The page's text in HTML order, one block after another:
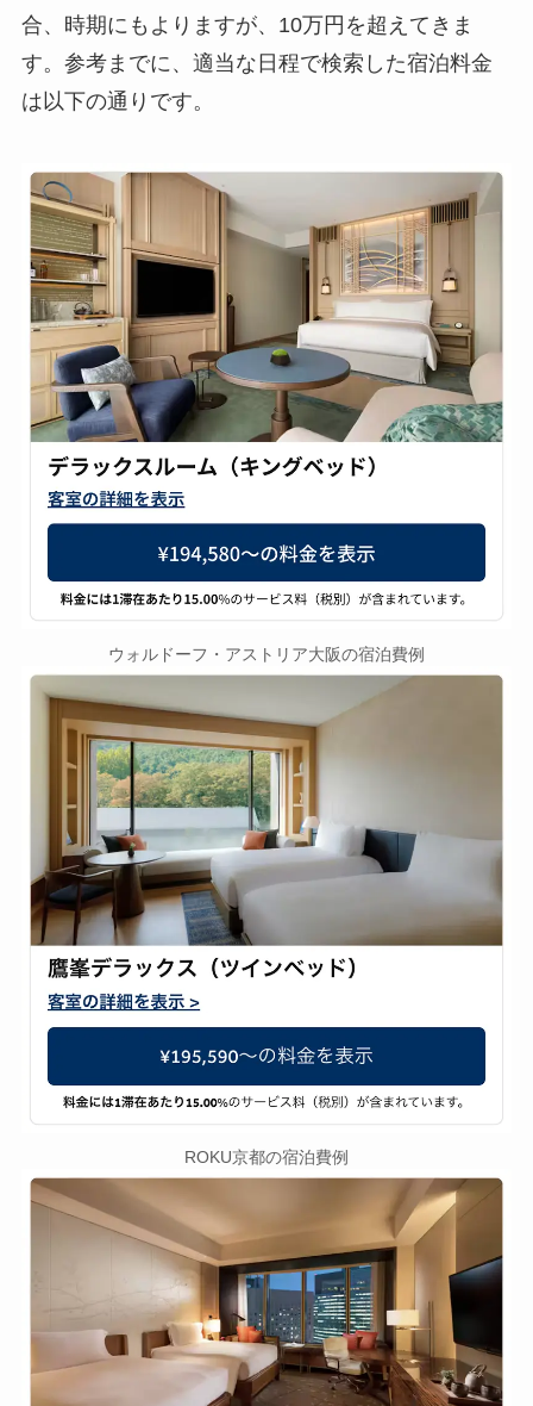
合、時期にもよりますが、10万円を超えてきま
す。参考までに、適当な日程で検索した宿泊料金
は以下の通りです。
ウォルドーフ・アストリア大阪の宿泊費例
ROKU京都の宿泊費例